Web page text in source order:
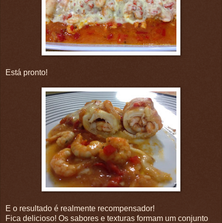
Está pronto!
E o resultado é realmente recompensador!
Fica delicioso! Os sabores e texturas formam um conjunto